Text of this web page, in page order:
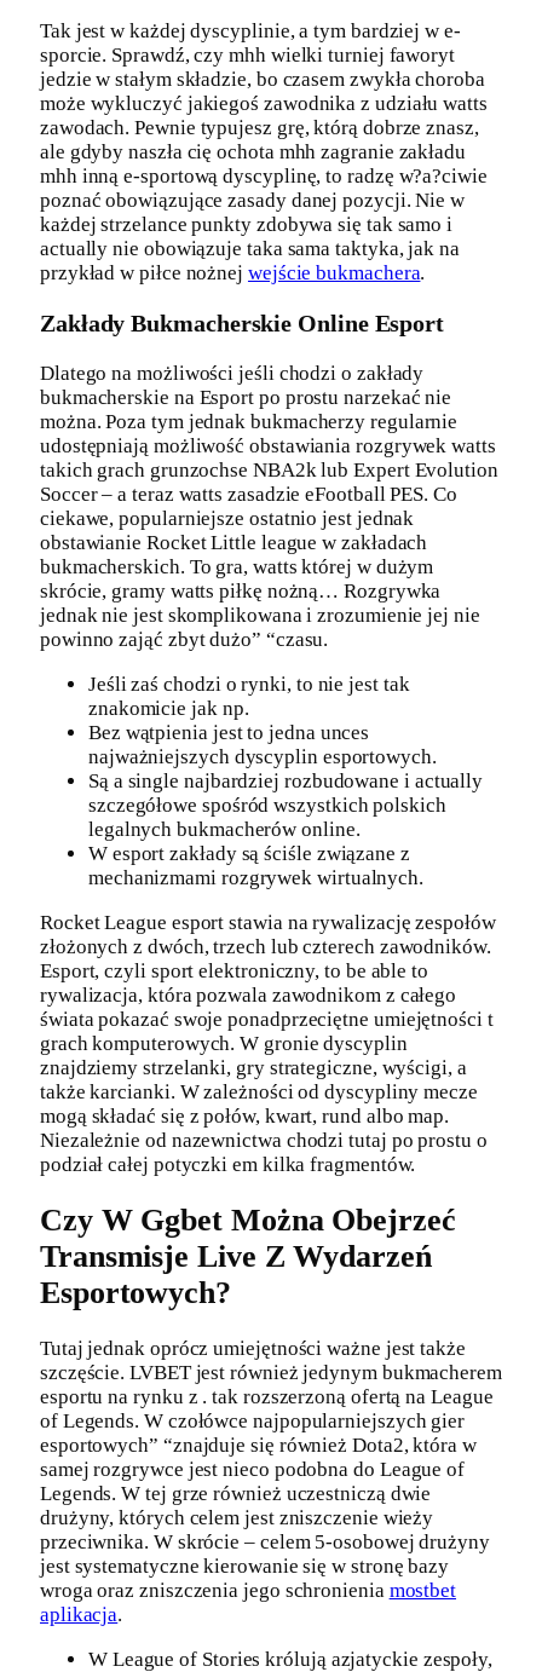
Tak jest w każdej dyscyplinie, a tym bardziej w e-
sporcie. Sprawdź, czy mhh wielki turniej faworyt
jedzie w stałym składzie, bo czasem zwykła choroba
może wykluczyć jakiegoś zawodnika z udziału watts
zawodach. Pewnie typujesz grę, którą dobrze znasz,
ale gdyby naszła cię ochota mhh zagranie zakładu
mhh inną e-sportową dyscyplinę, to radzę w?a?ciwie
poznać obowiązujące zasady danej pozycji. Nie w
każdej strzelance punkty zdobywa się tak samo i
actually nie obowiązuje taka sama taktyka, jak na
przykład w piłce nożnej wejście bukmachera.
Zakłady Bukmacherskie Online Esport
Dlatego na możliwości jeśli chodzi o zakłady
bukmacherskie na Esport po prostu narzekać nie
można. Poza tym jednak bukmacherzy regularnie
udostępniają możliwość obstawiania rozgrywek watts
takich grach grunzochse NBA2k lub Expert Evolution
Soccer – a teraz watts zasadzie eFootball PES. Co
ciekawe, popularniejsze ostatnio jest jednak
obstawianie Rocket Little league w zakładach
bukmacherskich. To gra, watts której w dużym
skrócie, gramy watts piłkę nożną… Rozgrywka
jednak nie jest skomplikowana i zrozumienie jej nie
powinno zająć zbyt dużo” “czasu.
Jeśli zaś chodzi o rynki, to nie jest tak
znakomicie jak np.
Bez wątpienia jest to jedna unces
najważniejszych dyscyplin esportowych.
Są a single najbardziej rozbudowane i actually
szczegółowe spośród wszystkich polskich
legalnych bukmacherów online.
W esport zakłady są ściśle związane z
mechanizmami rozgrywek wirtualnych.
Rocket League esport stawia na rywalizację zespołów
złożonych z dwóch, trzech lub czterech zawodników.
Esport, czyli sport elektroniczny, to be able to
rywalizacja, która pozwala zawodnikom z całego
świata pokazać swoje ponadprzeciętne umiejętności t
grach komputerowych. W gronie dyscyplin
znajdziemy strzelanki, gry strategiczne, wyścigi, a
także karcianki. W zależności od dyscypliny mecze
mogą składać się z połów, kwart, rund albo map.
Niezależnie od nazewnictwa chodzi tutaj po prostu o
podział całej potyczki em kilka fragmentów.
Czy W Ggbet Można Obejrzeć
Transmisje Live Z Wydarzeń
Esportowych?
Tutaj jednak oprócz umiejętności ważne jest także
szczęście. LVBET jest również jedynym bukmacherem
esportu na rynku z . tak rozszerzoną ofertą na League
of Legends. W czołówce najpopularniejszych gier
esportowych” “znajduje się również Dota2, która w
samej rozgrywce jest nieco podobna do League of
Legends. W tej grze również uczestniczą dwie
drużyny, których celem jest zniszczenie wieży
przeciwnika. W skrócie – celem 5-osobowej drużyny
jest systematyczne kierowanie się w stronę bazy
wroga oraz zniszczenia jego schronienia mostbet
aplikacja.
W League of Stories królują azjatyckie zespoły,